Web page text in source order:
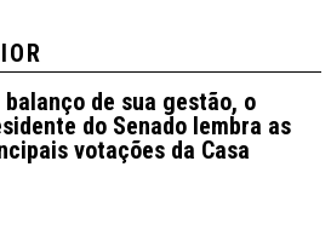
balanço de sua gestão, o
do Senado lembra as
votações da Casa